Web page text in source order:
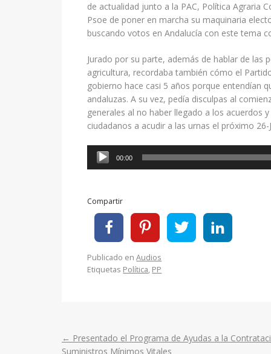
de actualidad junto a la PAC, Política Agraria
Psoe de poner en marcha su maquinaria
buscando votos en Andalucía con este tema
Jurado por su parte, además de hablar de las
agricultura, recordaba también cómo el
gobierno hace casi 5 años porque entendían
andaluzas. A su vez, pedía disculpas al
generales al no haber llegado a los acuerdos
ciudadanos a acudir a las urnas el próximo 26-
Reproductor
00:00
Compartir
Publicado enAudios
Etiquetas Política, PP
Post
← Presentado el Programa de Ayudas a la
Suministros Mínimos Vitales